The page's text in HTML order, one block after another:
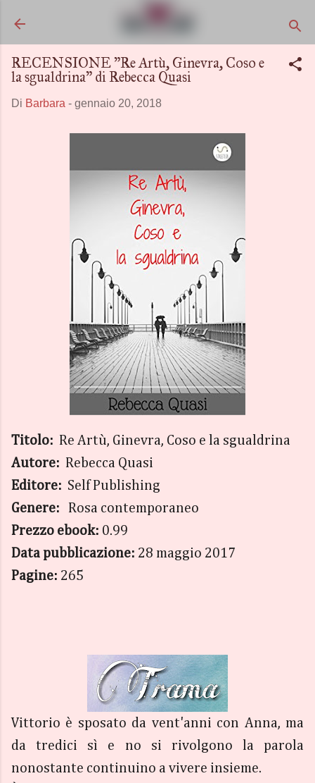
RECENSIONE "Re Artù, Ginevra, Coso e
la sgualdrina" di Rebecca Quasi
Di Barbara - gennaio 20, 2018
Titolo: Re Artù, Ginevra, Coso e la sgualdrina
Autore: Rebecca Quasi
Editore: Self Publishing
Genere:
Rosa contemporaneo
Prezzo ebook: 0.99
Data pubblicazione: 28 maggio 2017
Pagine: 265
Vittorio è sposato da vent'anni con Anna, ma
da tredici sì e no si rivolgono la parola
nonostante continuino a vivere insieme.